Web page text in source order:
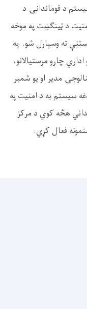
د قوماندانۍ د
امنیت د ټینګښت په موخه
ته وسپارل شو. په
چارو مرستیالانو،
مدیر او یو شمېر
سیستم به د امنیت په
هڅه کوي د مرکز
فعال کړي.